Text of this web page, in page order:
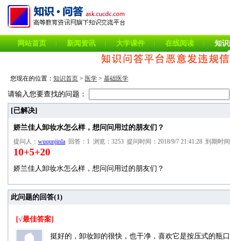
网站首页 新闻资讯 大学课件 在线阅读 知
您现在的位置： 知识首页 > 医学 > 基础医学
请输入您要查找的问题：
[已解决]
娇兰佳人卸妆水怎么样，想问问用过的朋友们？
提问人： wuqunjinla 回答：1 浏览：3253 提问时间：2018/9/7 21:41:28 到期时
10+5+20
娇兰佳人卸妆水怎么样，想问问用过的朋友们？
此问题的回答(1)
[√最佳答案]
挺好的，卸妆卸的很快，也干净，喜欢它是按压式的瓶